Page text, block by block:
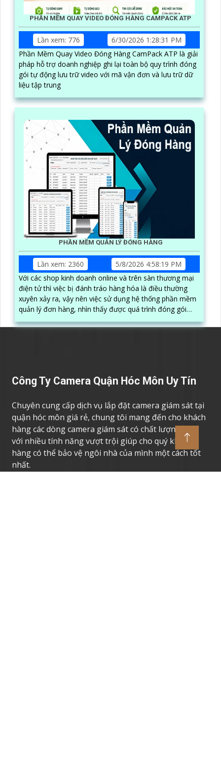
PHẦN MỀM QUAY VIDEO ĐÓNG HÀNG CAMPACK ATP
Lần xem: 776
6/30/2026 1:28:31 PM
Phần Mềm Quay Video Đóng Hàng CamPack ATP là giải
pháp hỗ trợ doanh nghiệp ghi lại toàn bộ quy trình đóng
gói tự động lưu trữ video với mã vận đơn và lưu trữ dữ
liệu tập trung
PHẦN MỀM QUẢN LÝ ĐÓNG HÀNG
Lần xem: 2360
5/8/2026 4:58:19 PM
Với các shop kinh doanh online và trên sàn thương mại
điện tử thì việc bị đánh tráo hàng hóa là điều thường
xuyên xảy ra, vậy nên việc sử dụng hệ thống phần mềm
quản lý đơn hàng, nhìn thấy được quá trình đóng gói
được ghi lại một cách dễ dàng
Công Ty Camera Quận Hóc Môn Uy Tín
Chuyên cung cấp dịch vụ lắp đặt camera giám sát tại
quận hóc môn giá rẻ, chung tôi mang đến cho khách
hàng các dòng camera giám sát có chất lượng cao,
với nhiều tính năng vượt trội giúp cho quý khách
hàng có thể bảo vệ ngôi nhà của mình một cách tốt
nhất.